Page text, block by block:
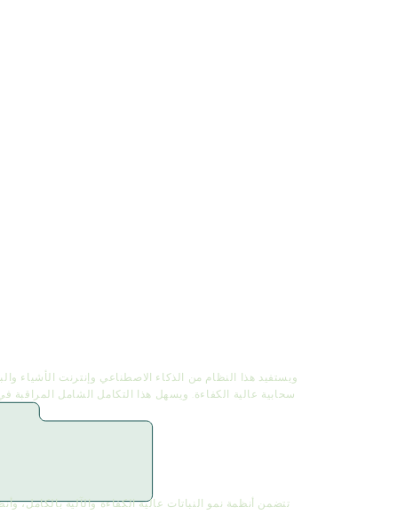
ويستفيد هذا النظام من الذكاء الاصطناعي وإنترنت الأشياء
سحابية عالية الكفاءة. ويسهل هذا التكامل الشامل المراقبة
تتضمن أنظمة نمو النباتات عالية الكفاءة والآلية بالكامل،